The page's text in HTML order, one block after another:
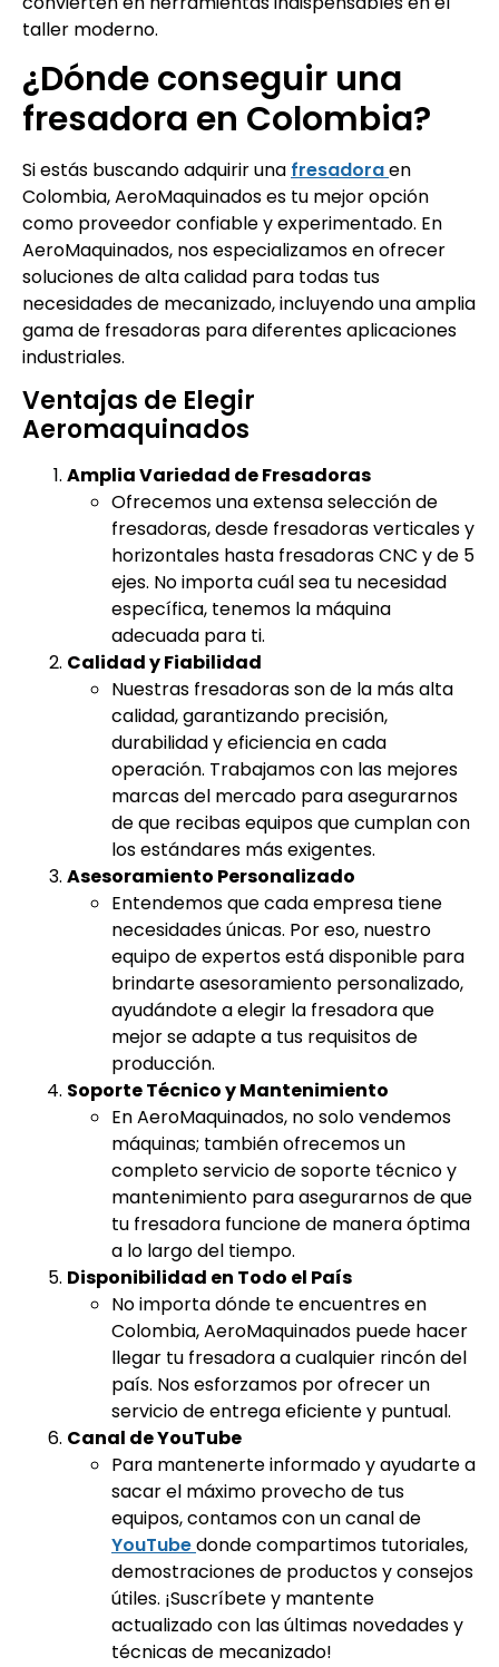
taller moderno.
¿Dónde conseguir una
fresadora en Colombia?
Si estás buscando adquirir una fresadoraen
Colombia, AeroMaquinados es tu mejor opción
como proveedor confiable y experimentado. En
AeroMaquinados, nos especializamos en ofrecer
soluciones de alta calidad para todas tus
necesidades de mecanizado, incluyendo una amplia
gama de fresadoras para diferentes aplicaciones
industriales.
Ventajas de Elegir
Aeromaquinados
Amplia Variedad de Fresadoras
Ofrecemos una extensa selección de
fresadoras, desde fresadoras verticales y
horizontales hasta fresadoras CNC y de 5
ejes. No importa cuál sea tu necesidad
específica, tenemos la máquina
adecuada para ti.
Calidad y Fiabilidad
Nuestras fresadoras son de la más alta
calidad, garantizando precisión,
durabilidad y eficiencia en cada
operación. Trabajamos con las mejores
marcas del mercado para asegurarnos
de que recibas equipos que cumplan con
los estándares más exigentes.
Asesoramiento Personalizado
Entendemos que cada empresa tiene
necesidades únicas. Por eso, nuestro
equipo de expertos está disponible para
brindarte asesoramiento personalizado,
ayudándote a elegir la fresadora que
mejor se adapte a tus requisitos de
producción.
Soporte Técnico y Mantenimiento
En AeroMaquinados, no solo vendemos
máquinas; también ofrecemos un
completo servicio de soporte técnico y
mantenimiento para asegurarnos de que
tu fresadora funcione de manera óptima
a lo largo del tiempo.
Disponibilidad en Todo el País
No importa dónde te encuentres en
Colombia, AeroMaquinados puede hacer
llegar tu fresadora a cualquier rincón del
país. Nos esforzamos por ofrecer un
servicio de entrega eficiente y puntual.
Canal de YouTube
Para mantenerte informado y ayudarte a
sacar el máximo provecho de tus
equipos, contamos con un canal de
YouTubedonde compartimos tutoriales,
demostraciones de productos y consejos
útiles. ¡Suscríbete y mantente
actualizado con las últimas novedades y
técnicas de mecanizado!